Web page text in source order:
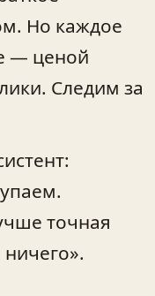
Но каждое
— ценой
Следим за
точная